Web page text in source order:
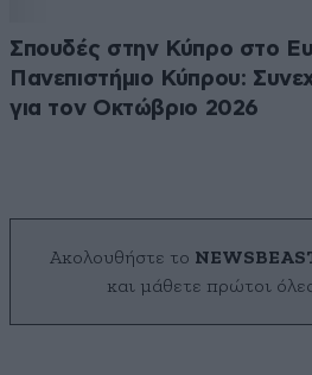
Σπουδές στην Κύπρο στο
Πανεπιστήμιο Κύπρου:
για τον Οκτώβριο 2026
Ακολουθήστε το
και μάθετε πρώτοι